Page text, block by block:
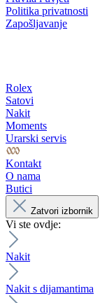
Politika privatnosti
Zapošljavanje
Rolex
Satovi
Nakit
Moments
Urarski servis
Kontakt
O nama
Butici
Zatvori izbornik
Vi ste ovdje:
Nakit
Nakit s dijamantima